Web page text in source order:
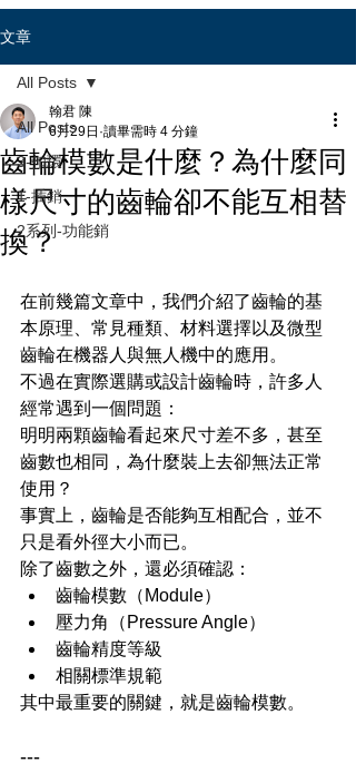
文章
All Posts
3-扣環
1-插銷
2系列-功能銷
All Posts
齒輪模數是什麼？為什麼同
樣尺寸的齒輪卻不能互相替
換？
翰君 陳
6月29日 讀畢需時 4 分鐘
在前幾篇文章中，我們介紹了齒輪的基
本原理、常見種類、材料選擇以及微型
齒輪在機器人與無人機中的應用。
不過在實際選購或設計齒輪時，許多人
經常遇到一個問題：
明明兩顆齒輪看起來尺寸差不多，甚至
齒數也相同，為什麼裝上去卻無法正常
使用？
事實上，齒輪是否能夠互相配合，並不
只是看外徑大小而已。
除了齒數之外，還必須確認：
齒輪模數（Module）
壓力角（Pressure Angle）
齒輪精度等級
相關標準規範
其中最重要的關鍵，就是齒輪模數。
---